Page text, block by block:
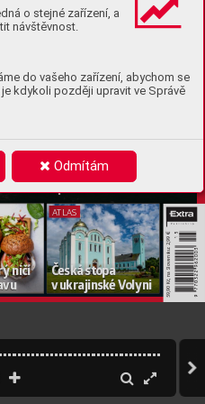
o stejné zařízení, a
návštěvnost.
do vašeho zařízení, abychom se
kdykoli později upravit ve Správě
Odmítám
útěky
azu
i krvavá
přežít?
59,90 Kč, na Slovensku: 2,99
€
ničí
ATLAS
Česká stopa
vukrajinské Volyni